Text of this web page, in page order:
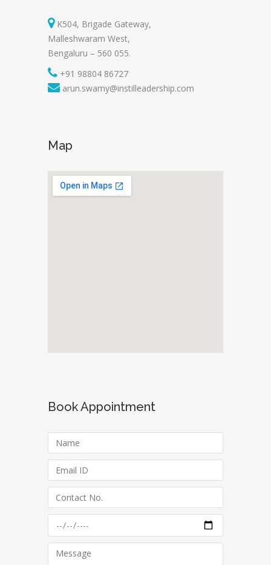
K504, Brigade Gateway,
Malleshwaram West,
Bengaluru – 560 055.
+91 98804 86727
arun.swamy@instilleadership.com
Map
Book Appointment